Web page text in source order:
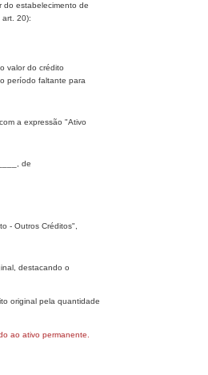
do estabelecimento de
art. 20):
valor do crédito
período faltante para
a expressão "Ativo
de
- Outros Créditos",
destacando o
original pela quantidade
ao ativo permanente.